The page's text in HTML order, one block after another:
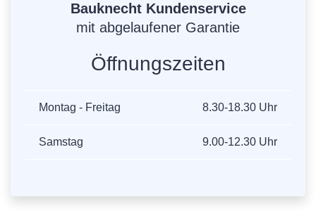
Bauknecht Kundenservice
mit abgelaufener Garantie
Öffnungszeiten
Montag - Freitag 8.30-18.30 Uhr
Samstag 9.00-12.30 Uhr